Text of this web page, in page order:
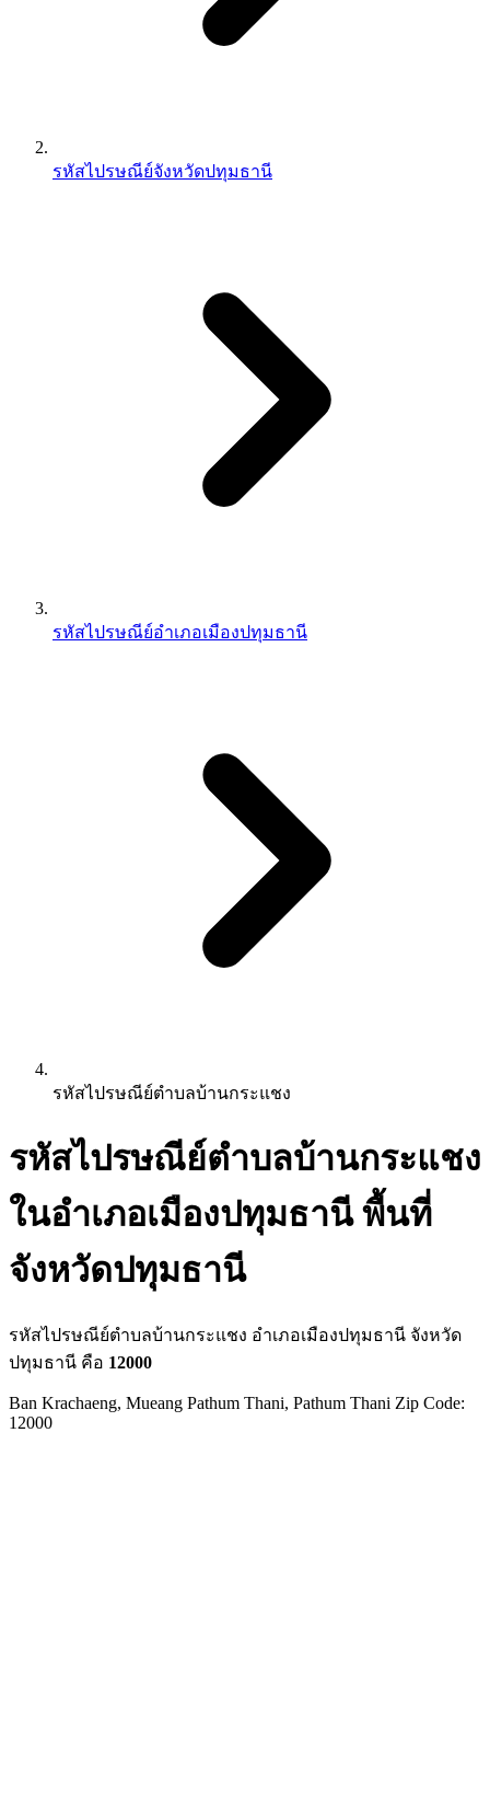
รหัสไปรษณีย์จังหวัดปทุมธานี
รหัสไปรษณีย์อำเภอเมืองปทุมธานี
รหัสไปรษณีย์ตำบลบ้านกระแชง
รหัสไปรษณีย์ตำบลบ้านกระแชง
ในอำเภอเมืองปทุมธานี พื้นที่
จังหวัดปทุมธานี
รหัสไปรษณีย์ตำบลบ้านกระแชง อำเภอเมืองปทุมธานี จังหวัด
ปทุมธานี คือ 12000
Ban Krachaeng, Mueang Pathum Thani, Pathum Thani Zip Code:
12000